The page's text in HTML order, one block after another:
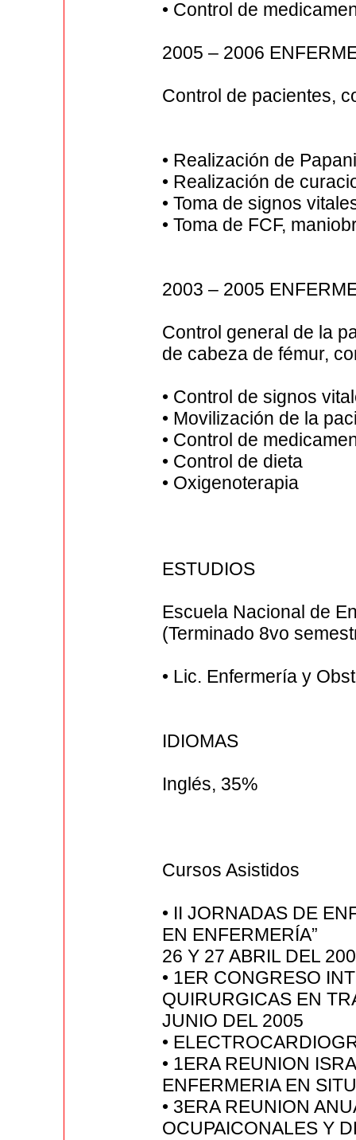
• Control de
2005 – 2006
Control de pacientes,
• Realización de
• Realización de
• Toma de signos
• Toma de FCF,
2003 – 2005
Control general de la
de cabeza de fémur,
• Control de signos
• Movilización de la
• Control de
• Control de dieta
• Oxigenoterapia
ESTUDIOS
Escuela Nacional de
(Terminado 8vo
• Lic. Enfermería y
IDIOMAS
Inglés, 35%
Cursos Asistidos
• II JORNADAS DE
EN ENFERMERÍA”
26 Y 27 ABRIL DEL
• 1ER CONGRESO
QUIRURGICAS EN
JUNIO DEL 2005
•
• 1ERA REUNION
ENFERMERIA EN
• 3ERA REUNION
OCUPAICONALES Y